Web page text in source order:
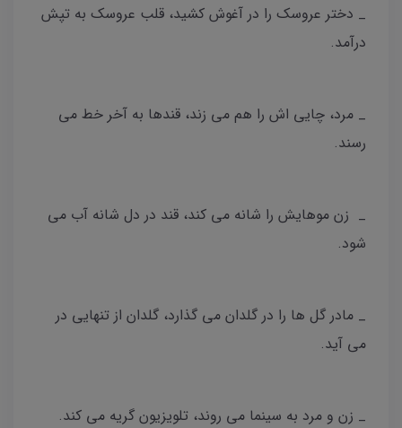
_ دختر عروسک را در آغوش کشید، قلب عروسک به تپش
درآمد.
_ مرد، چایی اش را هم می زند، قندها به آخر خط می
رسند.
_ زن موهایش را شانه می کند، قند در دل شانه آب می
شود.
_ مادر گل ها را در گلدان می گذارد، گلدان از تنهایی در
می آید.
_ زن و مرد به سینما می روند، تلویزیون گریه می کند.